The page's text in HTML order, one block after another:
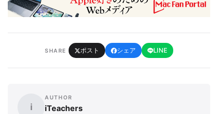
SHARE ポスト シェア LINE
i
AUTHOR
iTeachers